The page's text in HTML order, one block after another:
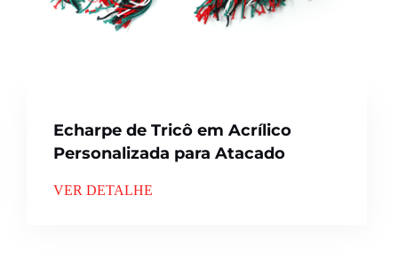
Echarpe de Tricô em Acrílico
Personalizada para Atacado
VER DETALHE